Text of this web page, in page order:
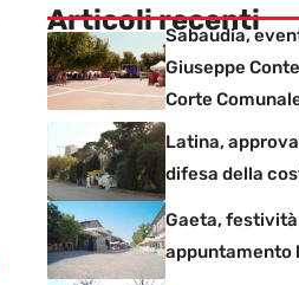
Articoli recenti
Sabaudia,
Giuseppe
Corte
Latina,
difesa della
Gaeta,
appuntamento